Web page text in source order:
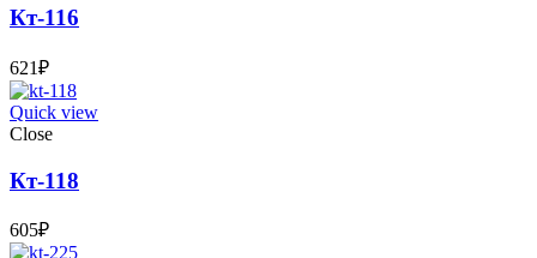
Кт-116
621₽
Quick view
Close
Кт-118
605₽